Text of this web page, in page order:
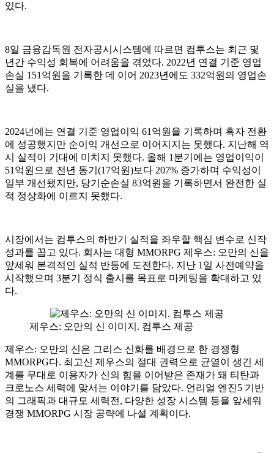
있다.
8일 금융감독원 전자공시시스템에 따르면 컴투스는 최근 몇
년간 수익성 회복에 어려움을 겪었다. 2022년 연결 기준 영업
손실 151억원을 기록한 데 이어 2023년에도 332억원의 영업손
실을 냈다.
2024년에는 연결 기준 영업이익 61억원을 기록하며 흑자 전환
에 성공했지만 순이익 개선으로 이어지지는 못했다. 지난해 역
시 실적이 기대에 미치지 못했다. 올해 1분기에는 영업이익이
51억원으로 전년 동기(17억원)보다 207% 증가하며 수익성이
일부 개선됐지만, 당기순손실 83억원을 기록하면서 완전한 실
적 정상화에 이르지 못했다.
시장에서는 컴투스의 하반기 실적을 좌우할 핵심 변수로 신작
성과를 꼽고 있다. 회사는 대형 MMORPG 제우스: 오만의 신을
앞세워 본격적인 실적 반등에 도전한다. 지난 1일 사전예약을
시작했으며 3분기 정식 출시를 목표로 마케팅을 확대하고 있
다.
제우스: 오만의 신 이미지. 컴투스 제공
제우스: 오만의 신은 그리스 신화를 배경으로 한 경쟁형
MMORPG다. 최고신 제우스의 절대 권력으로 균열이 생긴 세
계를 무대로 이용자가 신의 힘을 이어받은 존재가 돼 티탄과
크로노스 세력에 맞서는 이야기를 담았다. 언리얼 엔진5 기반
의 그래픽과 대규모 세력전, 다양한 성장 시스템 등을 앞세워
경쟁 MMORPG 시장 공략에 나설 계획이다.